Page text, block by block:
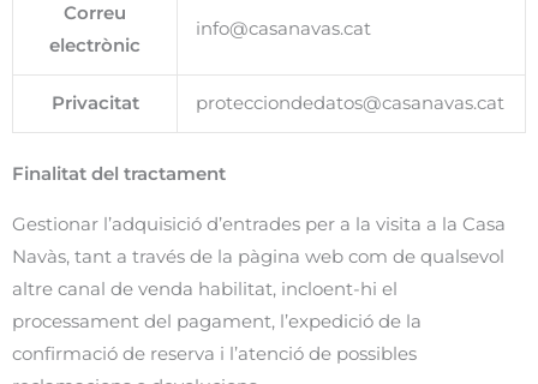
Correu
electrònic
info@casanavas.cat
Privacitat protecciondedatos@casanavas.cat
Finalitat del tractament
Gestionar l’adquisició d’entrades per a la visita a la Casa
Navàs, tant a través de la pàgina web com de qualsevol
altre canal de venda habilitat, incloent-hi el
processament del pagament, l’expedició de la
confirmació de reserva i l’atenció de possibles